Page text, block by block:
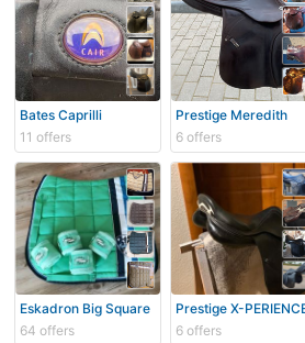
Bates Caprilli
11 offers
Prestige Meredith
6 offers
Eskadron Big Square
64 offers
Prestige X-
6 offers